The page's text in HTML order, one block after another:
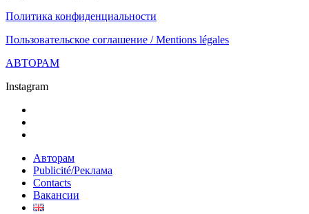
Политика конфиденциальности
Пользовательское соглашение / Mentions légales
АВТОРАМ
Instagram
Авторам
Publicité/Реклама
Contacts
Вакансии